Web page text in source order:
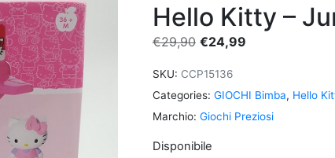
Hello Kitty –
€29,90 €24,99
SKU: CCP15136
Categories: GIOCHI Bimba, Hello
Marchio: Giochi Preziosi
Disponibile